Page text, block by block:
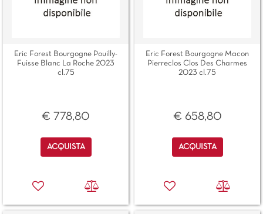
Eric Forest Bourgogne Pouilly-
Fuisse Blanc La Roche 2023
cl.75
€ 778,80
Quantità
ACQUISTA
Eric Forest Bourgogne Macon
Pierreclos Clos Des Charmes
2023 cl.75
€ 658,80
Quantità
ACQUISTA